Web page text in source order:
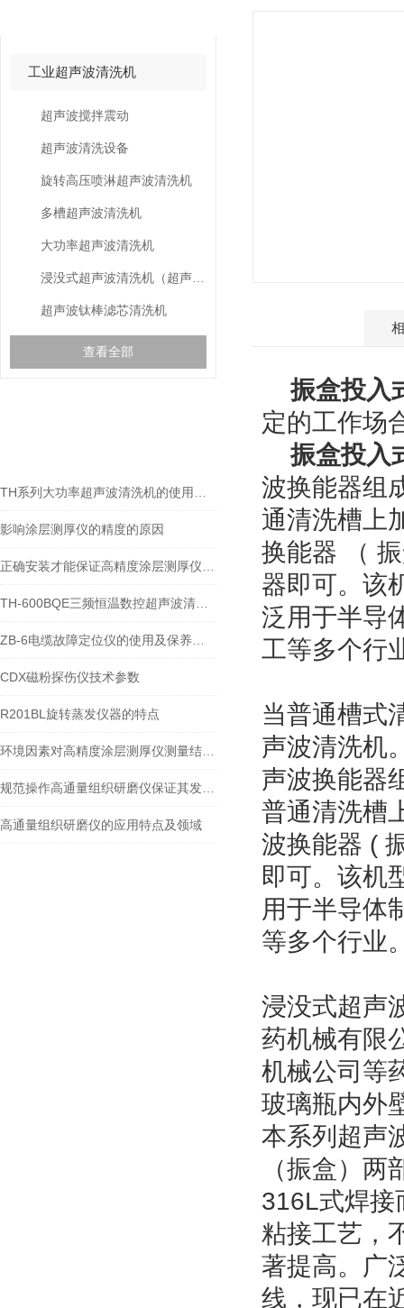
工业超声波清洗机
超声波搅拌震动
超声波清洗设备
旋转高压喷淋超声波清洗机
多槽超声波清洗机
大功率超声波清洗机
超声波钛棒滤芯清洗机
查看全部
影响涂层测厚仪的精度的原因
CDX磁粉探伤仪技术参数
R201BL旋转蒸发仪器的特点
高通量组织研磨仪的应用特点及领域
振盒投入
定的工作场
振盒投入
波换能器组
通清洗槽上
换能器 （
器即可。该
泛用于半导
工等多个行
当普通槽式
声波清洗机
声波换能器
普通清洗槽
波换能器 (
即可。该机
用于半导体
等多个行业
浸没式超声
药机械有限
机械公司等
玻璃瓶内外
本系列超声
（振盒）
316L式焊接
粘接工艺，
著提高。广
线，现已在